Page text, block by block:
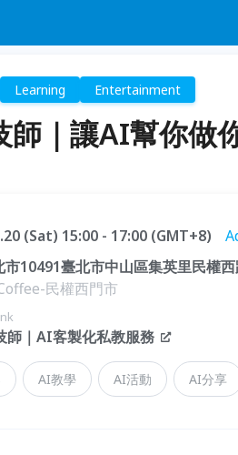
Learning Entertainment
｜讓AI幫你做
(Sat) 15:00 - 17:00 (GMT+8)
市10491臺北市中山區集英里民權
民權西門市
師｜AI客製化私教服務
AI教學 AI活動 AI分享